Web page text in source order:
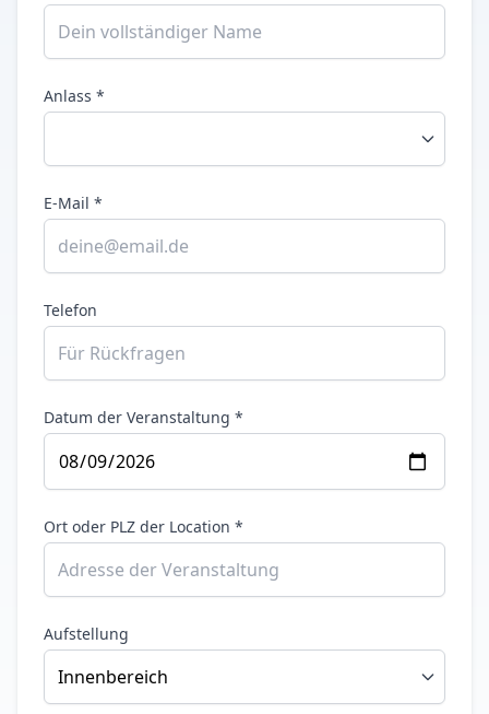
Anlass *
E-Mail *
Telefon
Datum der Veranstaltung *
Ort oder PLZ der Location *
Aufstellung